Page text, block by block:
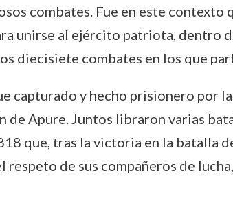
combates. Fue en este contexto
unirse al ejército patriota, dentro
diecisiete combates en los que
capturado y hecho prisionero por
de Apure. Juntos libraron varias
que, tras la victoria en la batalla
respeto de sus compañeros de